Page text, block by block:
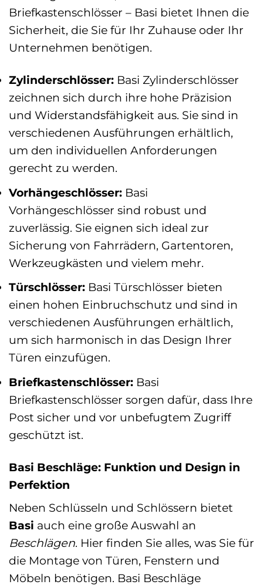
Briefkastenschlösser – Basi bietet Ihnen die
Sicherheit, die Sie für Ihr Zuhause oder Ihr
Unternehmen benötigen.
Zylinderschlösser: Basi Zylinderschlösser
zeichnen sich durch ihre hohe Präzision
und Widerstandsfähigkeit aus. Sie sind in
verschiedenen Ausführungen erhältlich,
um den individuellen Anforderungen
gerecht zu werden.
Vorhängeschlösser: Basi
Vorhängeschlösser sind robust und
zuverlässig. Sie eignen sich ideal zur
Sicherung von Fahrrädern, Gartentoren,
Werkzeugkästen und vielem mehr.
Türschlösser: Basi Türschlösser bieten
einen hohen Einbruchschutz und sind in
verschiedenen Ausführungen erhältlich,
um sich harmonisch in das Design Ihrer
Türen einzufügen.
Briefkastenschlösser: Basi
Briefkastenschlösser sorgen dafür, dass Ihre
Post sicher und vor unbefugtem Zugriff
geschützt ist.
Basi Beschläge: Funktion und Design in
Perfektion
Neben Schlüsseln und Schlössern bietet
Basi auch eine große Auswahl an
Beschlägen. Hier finden Sie alles, was Sie für
die Montage von Türen, Fenstern und
Möbeln benötigen. Basi Beschläge